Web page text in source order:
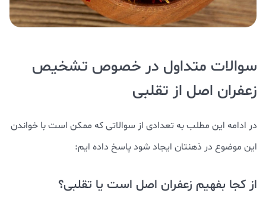
سوالات متداول در خصوص تشخیص
زعفران اصل از تقلبی
در ادامه این مطلب به تعدادی از سوالاتی که ممکن است با خواندن
این موضوع در ذهنتان ایجاد شود پاسخ داده ایم:
از کجا بفهیم زعفران اصل است یا تقلبی؟